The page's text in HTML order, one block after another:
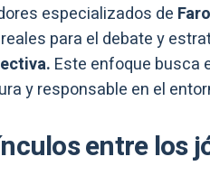
especializados de
para el debate y
Este enfoque busca
y responsable en el
entre los